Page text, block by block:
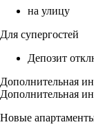
на улицу
Для супергостей
Депозит
Дополнительная
Дополнительная
Новые